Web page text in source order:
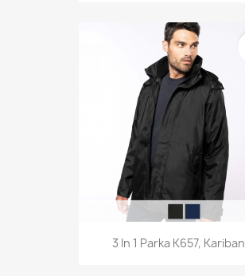
3 In 1 Parka K657, Kariban